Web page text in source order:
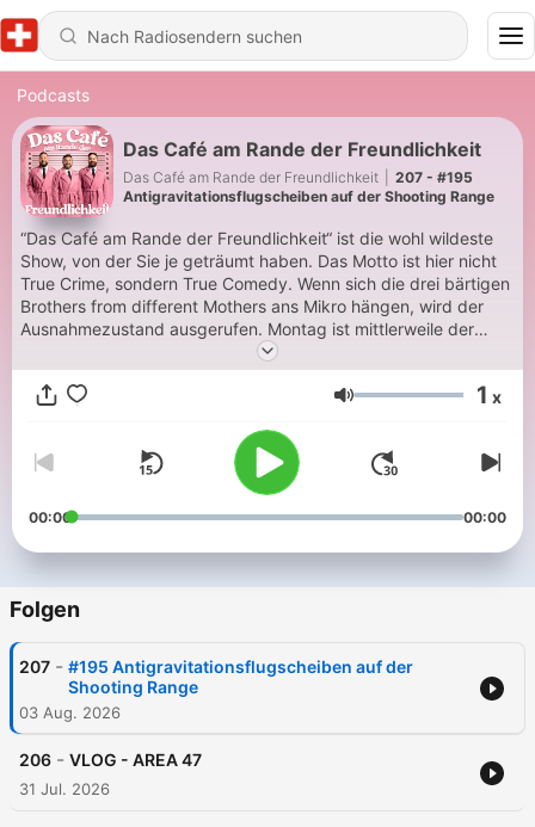
Podcasts
Das Café am Rande der Freundlichkeit
Das Café am Rande der Freundlichkeit
207 - #195
Antigravitationsflugscheiben auf der Shooting Range
“Das Café am Rande der Freundlichkeit“ ist die wohl wildeste
Show, von der Sie je geträumt haben. Das Motto ist hier nicht
True Crime, sondern True Comedy. Wenn sich die drei bärtigen
Brothers from different Mothers ans Mikro hängen, wird der
Ausnahmezustand ausgerufen. Montag ist mittlerweile der
geilste Tag der Woche geworden. Außer der eingeschworenen
Community, bestehend aus Hardcore Randis und Ultra
Randischen, ist niemand mehr sicher. Bitte passen Sie auf,
diesen Podcast konsumieren. Das wird Sie verändern.
Lautstärke 1 x
00:00 00:00
Folgen
207 - #195 Antigravitationsflugscheiben auf der
Shooting Range
03 Aug. 2026
206 - VLOG - AREA 47
31 Jul. 2026